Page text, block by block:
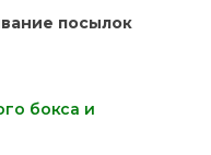
посылок
бокса и